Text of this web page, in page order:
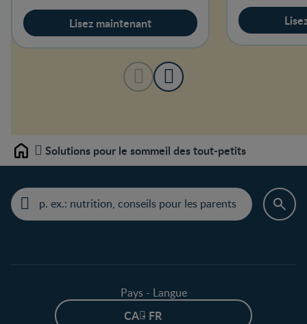
Lisez maintenant
Home Solutions pour le sommeil des tout-petits
Pays - Langue
CA - FR